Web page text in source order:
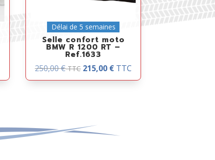
Délai de 5 semaines
Selle confort moto
BMW R 1200 RT –
Ref.1633
250,00€ TTC 215,00 € TTC